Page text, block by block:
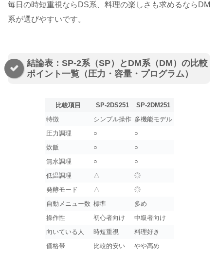
毎日の時短重視ならDS系、料理の楽しさも求めるならDM
系が選びやすいです。
結論表：SP-2系（SP）とDM系（DM）の比較
ポイント一覧（圧力・容量・プログラム）
比較項目 SP-2DS251
SP-2DM251
特徴
シンプル操作 多機能モデル
圧力調理
○
○
炊飯
○
○
無水調理
○
○
低温調理
△
◎
発酵モード
△
◎
自動メニュー数 標準
多め
操作性
初心者向け
中級者向け
向いている人
時短重視
料理好き
価格帯
比較的安い やや高め